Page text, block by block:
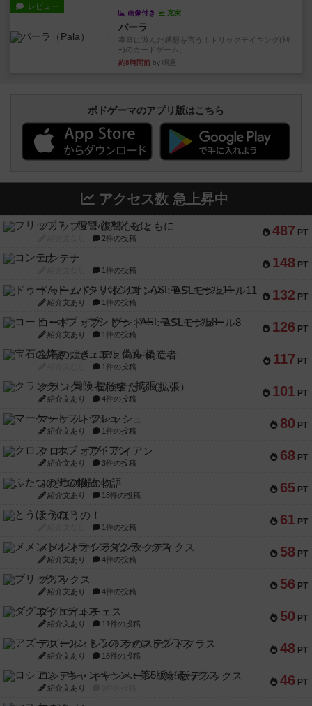
レビュー
画像付き 充実
パーラ
率直に遊んだ感想を言う！トリックテイキング(ﾄﾘ
ﾃ)のカードゲーム。 ...
約8時間前 by 鳴屋
ボドゲーマのアプリ版はこちら
アクセス数 急上昇中
487 PT
フリップ７：復讐心とともに
2件の投稿
148 PT
コンテナ
1件の投稿
132 PT
ドゥームド・バタリオンズ：ASLモジュール11
紹介文あり 1件の投稿
126 PT
コード・オブ・ブシドー：ASLモジュール8
紹介文あり 1件の投稿
117 PT
宝石の煌き：デュエル 偽造者
1件の投稿
101 PT
クランク! ：冒険者たち（拡張）
紹介文あり 4件の投稿
80 PT
マーケットフレッシュ
紹介文あり 1件の投稿
68 PT
クロス・オブ・アイアン
紹介文あり 3件の投稿
65 PT
ふたつの街の物語
紹介文あり 18件の投稿
61 PT
とうほうの！
1件の投稿
58 PT
メメントオンラインタクティクス
紹介文あり 4件の投稿
56 PT
ブリックス
紹介文あり 4件の投稿
50 PT
ダグエイトチェス
紹介文あり 11件の投稿
48 PT
アズール：シントラのステンドグラス
紹介文あり 18件の投稿
46 PT
ロシアン・キャンペーン：第5版デラックス
紹介文あり